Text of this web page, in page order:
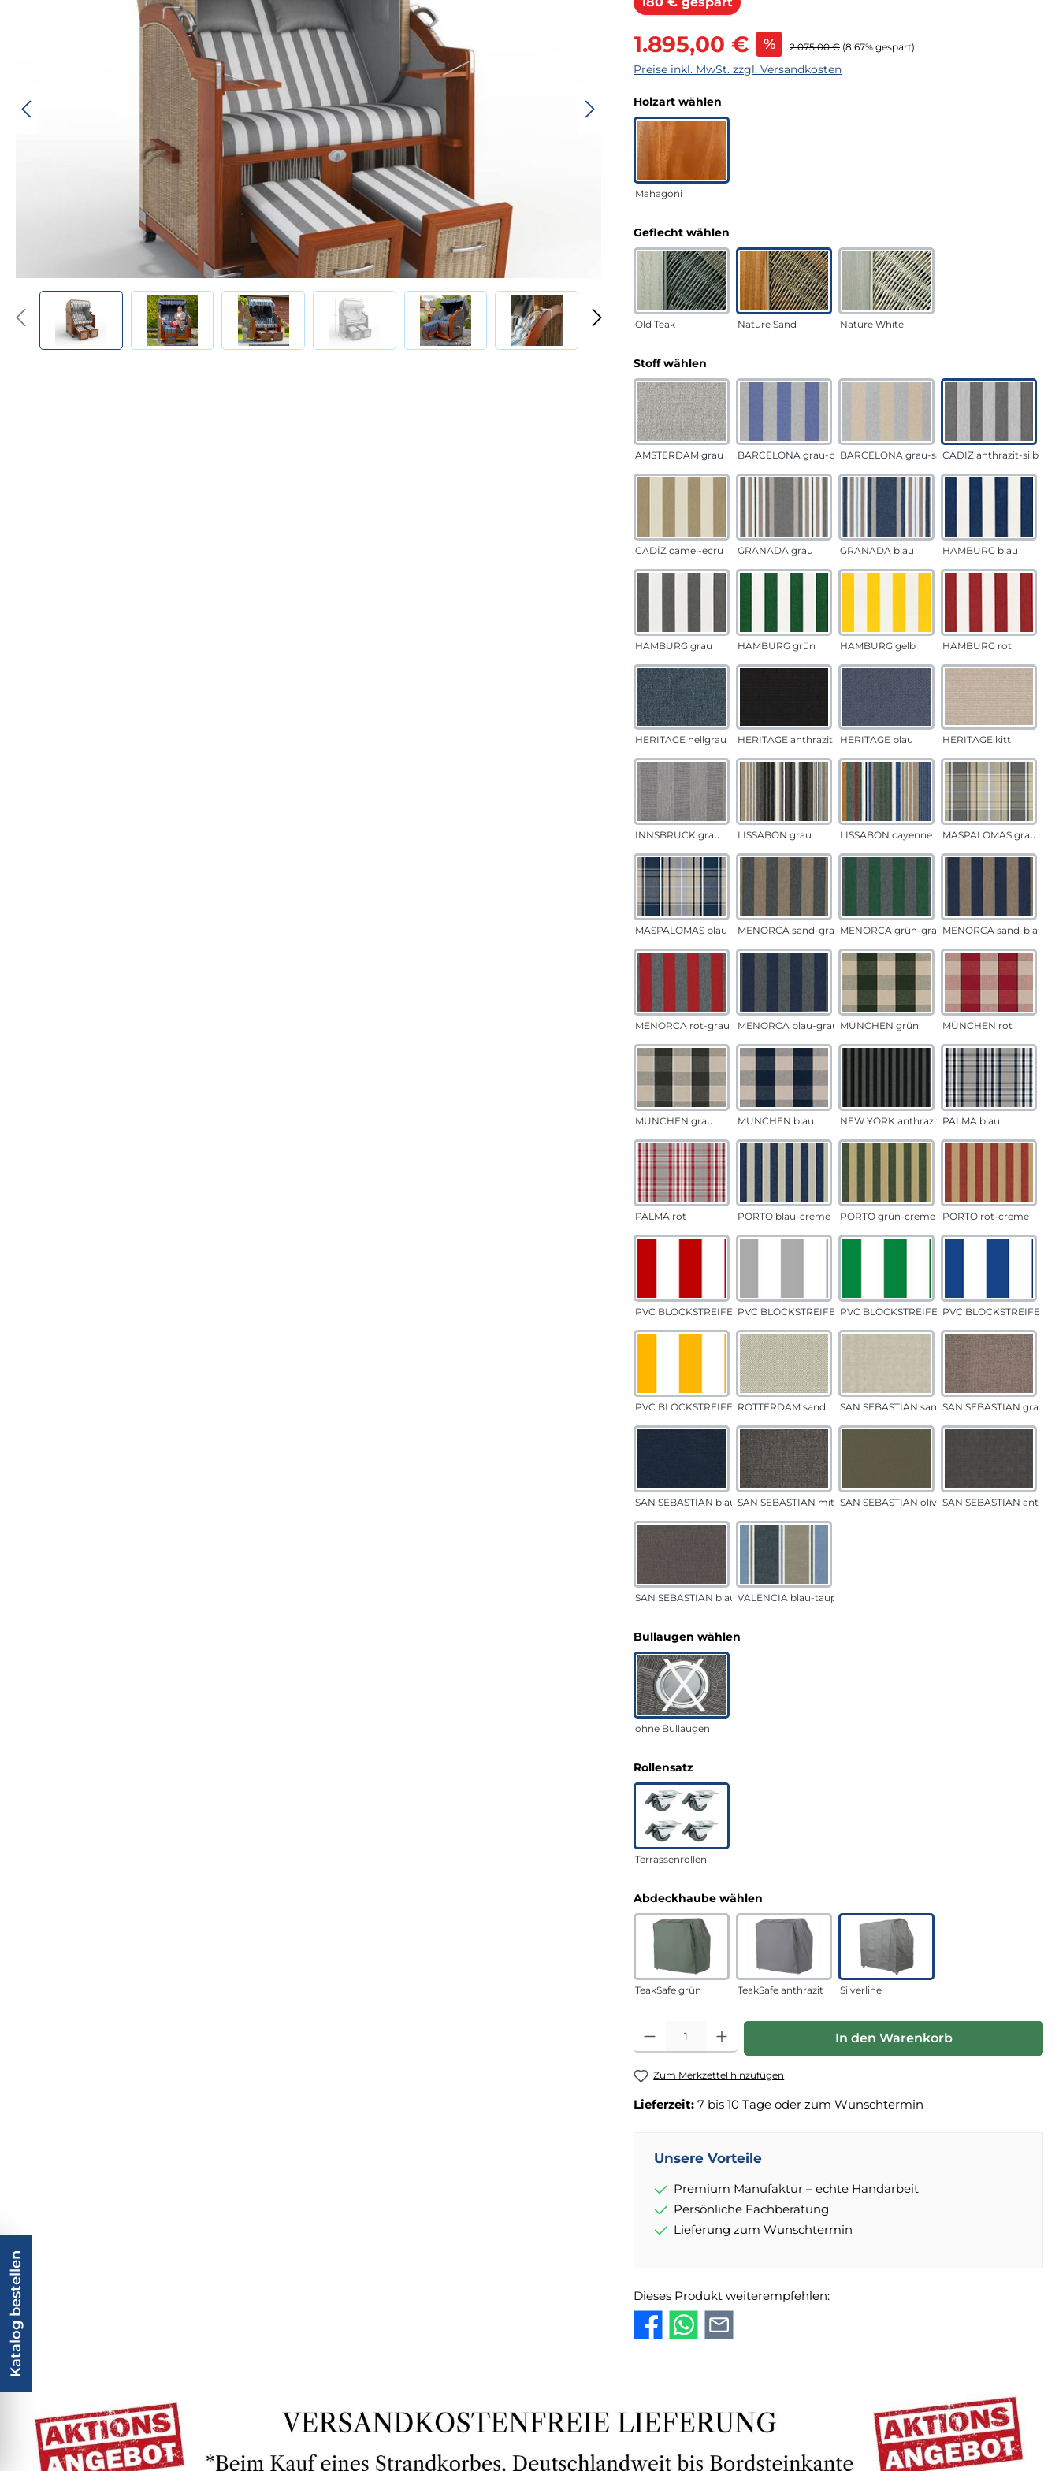
Verkaufspreis:
1.895,00 € % Regulärer Preis:
2.075,00 € (8.67% gespart)
Preise inkl. MwSt. zzgl. Versandkosten
Holzart wählen
Mahagoni
Geflecht wählen
Old Teak Nature Sand Nature White
Stoff wählen
AMSTERDAM grau BARCELONA grau-blauBARCELONA grau-sandCADÍZ anthrazit-silber
CADÍZ camel-ecru GRANADA grau GRANADA blau HAMBURG blau
HAMBURG grau HAMBURG grün HAMBURG gelb HAMBURG rot
HERITAGE hellgrau HERITAGE anthrazit HERITAGE blau HERITAGE kitt
INNSBRUCK grau LISSABON grau LISSABON cayenne MASPALOMAS grau
MASPALOMAS blau MENORCA sand-grau MENORCA grün-grau MENORCA sand-blau
MENORCA rot-grau MENORCA blau-grau MÜNCHEN grün MÜNCHEN rot
MÜNCHEN grau MÜNCHEN blau NEW YORK anthrazit PALMA blau
PALMA rot PORTO blau-creme PORTO grün-creme PORTO rot-creme
PVC BLOCKSTREIFEN rotPVC BLOCKSTREIFEN grauPVC BLOCKSTREIFEN grünPVC BLOCKSTREIFEN
PVC BLOCKSTREIFEN gelbROTTERDAM sand SAN SEBASTIAN sandSAN SEBASTIAN grau-
SAN SEBASTIAN blau SAN SEBASTIAN mittelgrauSAN SEBASTIAN oliv SAN SEBASTIAN
SAN SEBASTIAN blau-sandVALENCIA blau-taupe
Bullaugen wählen
ohne Bullaugen
Rollensatzauswählen
Terrassenrollen
Abdeckhaube wählen
TeakSafe grün TeakSafe anthrazit Silverline
Produkt Anzahl: Gib den gewünschten Wert ein oder benutze die
In den Warenkorb
Zum Merkzettel hinzufügen
Lieferzeit: 7 bis 10 Tage oder zum Wunschtermin
Unsere Vorteile
Premium Manufaktur – echte Handarbeit
Persönliche Fachberatung
Lieferung zum Wunschtermin
Dieses Produkt weiterempfehlen:
Katalog bestellen